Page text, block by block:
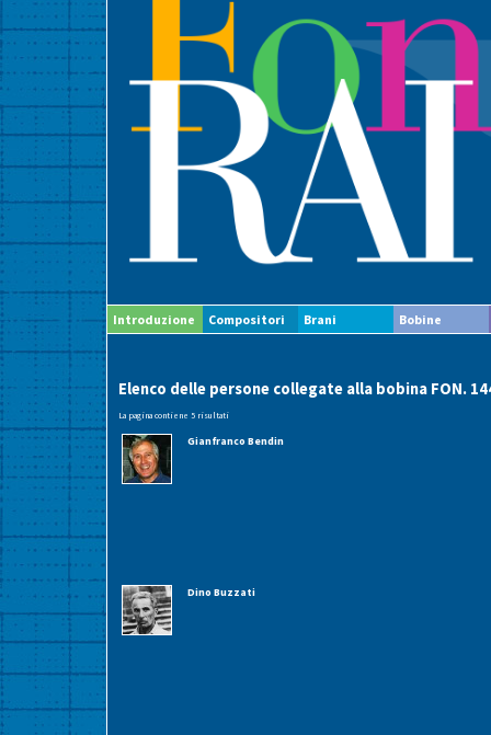
Introduzione Compositori Brani Bobine
Elenco delle persone collegate alla bobina FON.
La pagina contiene 5 risultati
Gianfranco Bendin
Dino Buzzati